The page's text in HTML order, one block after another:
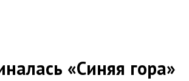
«Синяя гора»